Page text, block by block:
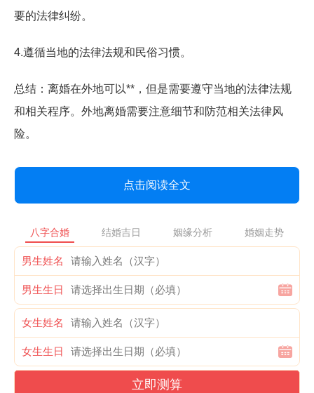
要的法律纠纷。
4.遵循当地的法律法规和民俗习惯。
总结：离婚在外地可以**，但是需要遵守当地的法律法规
和相关程序。外地离婚需要注意细节和防范相关法律风
险。
点击阅读全文
八字合婚 结婚吉日 姻缘分析 婚姻走势
男生姓名
男生生日
女生姓名
女生生日
立即测算